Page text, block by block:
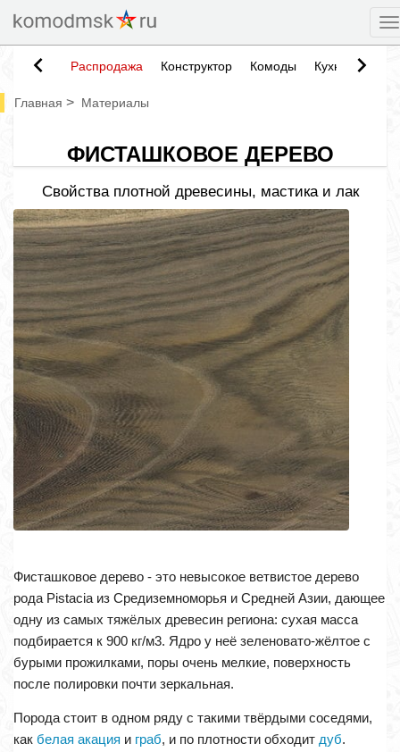
Распродажа Конструктор Комоды Кухни
Главная > Материалы
ФИСТАШКОВОЕ ДЕРЕВО
Свойства плотной древесины, мастика и лак
Фисташковое дерево - это невысокое ветвистое дерево
рода Pistacia из Средиземноморья и Средней Азии, дающее
одну из самых тяжёлых древесин региона: сухая масса
подбирается к 900 кг/м3. Ядро у неё зеленовато-жёлтое с
бурыми прожилками, поры очень мелкие, поверхность
после полировки почти зеркальная.
Порода стоит в одном ряду с такими твёрдыми соседями,
как белая акация и граб, и по плотности обходит дуб.